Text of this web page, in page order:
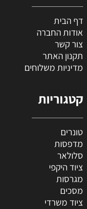
דף הבית
אודות החברה
צור קשר
תקנון האתר
מדיניות משלוחים
קטגוריות
טונרים
מדפסות
סלולאר
ציוד היקפי
מגרסות
מסכים
ציוד משרדי